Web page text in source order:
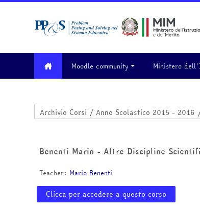
Moodle community Ministero
Categorie di corso
Benenti Mario - Altre Discipline
Teacher: Mario Benenti
Clicca per accedere a questo corso